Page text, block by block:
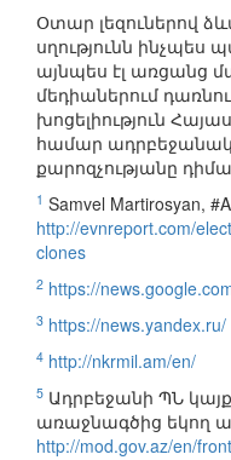
Օտար լեզուներով
սղությունն ինչպես
այնպես էլ առցանց
մեդիաներում
խոցելիություն
համար
քարոզչությանը
1 Samvel Martirosyan,
http://evnreport.com/
clones
2 https://
3 https://news.yandex.ru/
4 http://nkrmil.am/en/
5 Ադրբեջանի ՊՆ
առաջնագծից եկող
http://mod.gov.az/en/